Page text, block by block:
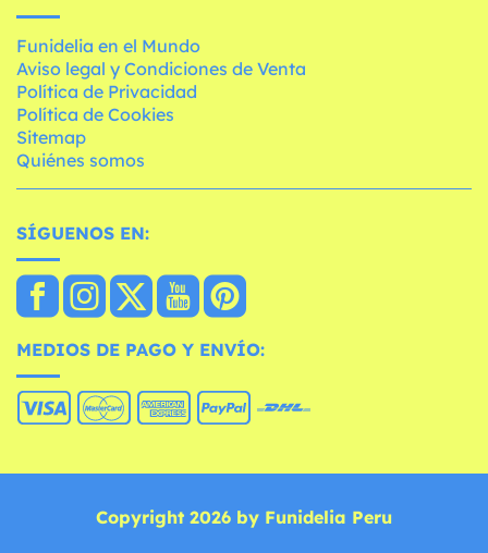
Funidelia en el Mundo
Aviso legal y Condiciones de Venta
Política de Privacidad
Política de Cookies
Sitemap
Quiénes somos
SÍGUENOS EN:
MEDIOS DE PAGO Y ENVÍO:
Copyright 2026 by Funidelia Peru